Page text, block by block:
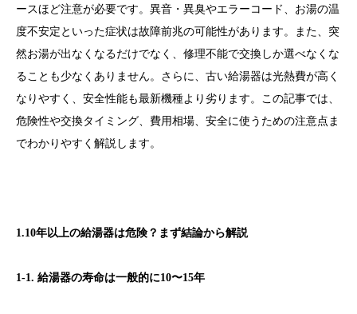
ースほど注意が必要です。異音・異臭やエラーコード、お湯の温
度不安定といった症状は故障前兆の可能性があります。また、突
然お湯が出なくなるだけでなく、修理不能で交換しか選べなくな
ることも少なくありません。さらに、古い給湯器は光熱費が高く
なりやすく、安全性能も最新機種より劣ります。この記事では、
危険性や交換タイミング、費用相場、安全に使うための注意点ま
でわかりやすく解説します。
1.10年以上の給湯器は危険？まず結論から解説
1-1. 給湯器の寿命は一般的に10〜15年